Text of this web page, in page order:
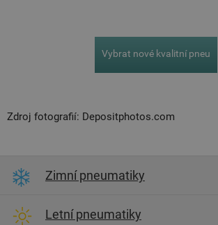
Vybrat nové kvalitní pneu
Zdroj fotografií: Depositphotos.com
Zimní pneumatiky
Letní pneumatiky